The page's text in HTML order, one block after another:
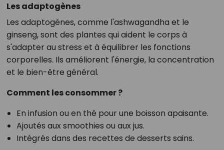
Les adaptogènes
Les adaptogènes, comme l'ashwagandha et le
ginseng, sont des plantes qui aident le corps à
s'adapter au stress et à équilibrer les fonctions
corporelles. Ils améliorent l'énergie, la concentration
et le bien-être général.
Comment les consommer ?
En infusion ou en thé pour une boisson apaisante.
Ajoutés aux smoothies ou aux jus.
Intégrés dans des recettes de desserts sains.